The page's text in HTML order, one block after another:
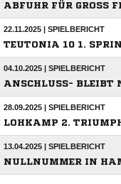
ABFUHR FÜR GROSS
22.11.2025 | SPIELBERICHT
TEUTONIA 10 1.
04.10.2025 | SPIELBERICHT
ANSCHLUSS- BLEIBT
28.09.2025 | SPIELBERICHT
LOHKAMP 2.
13.04.2025 | SPIELBERICHT
NULLNUMMER IN